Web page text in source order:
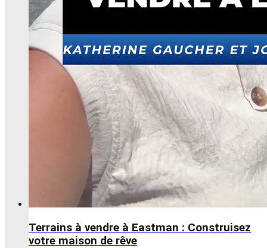
Terrains à vendre à Eastman : Construisez
votre maison de rêve